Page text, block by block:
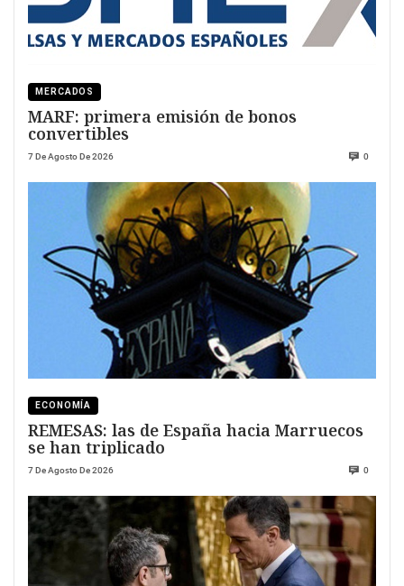
MERCADOS
MARF: primera emisión de bonos
convertibles
7 De Agosto De 2026 0
ECONOMÍA
REMESAS: las de España hacia Marruecos
se han triplicado
7 De Agosto De 2026 0